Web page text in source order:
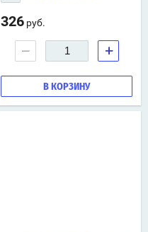
326 руб.
− +
В КОРЗИНУ